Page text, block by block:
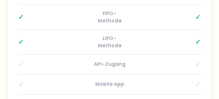
✓
FIFO-
Methode
✓
✓
LIFO-
Methode
✓
✓ API-Zugang ✓
✓ Mobile App ✓